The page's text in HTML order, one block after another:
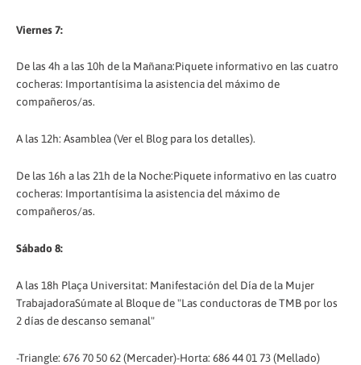
Viernes 7:
De las 4h a las 10h de la Mañana:Piquete informativo en las cuatro
cocheras: Importantísima la asistencia del máximo de
compañeros/as.
A las 12h: Asamblea (Ver el Blog para los detalles).
De las 16h a las 21h de la Noche:Piquete informativo en las cuatro
cocheras: Importantísima la asistencia del máximo de
compañeros/as.
Sábado 8:
A las 18h Plaça Universitat: Manifestación del Día de la Mujer
TrabajadoraSúmate al Bloque de "Las conductoras de TMB por los
2 días de descanso semanal"
-Triangle: 676 70 50 62 (Mercader)-Horta: 686 44 01 73 (Mellado)